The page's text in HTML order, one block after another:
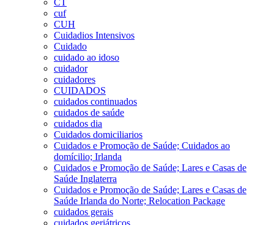
cuf
CUH
Cuidadios Intensivos
Cuidado
cuidado ao idoso
cuidador
cuidadores
CUIDADOS
cuidados continuados
cuidados de saúde
cuidados dia
Cuidados domiciliarios
Cuidados e Promoção de Saúde; Cuidados ao
domícilio; Irlanda
Cuidados e Promoção de Saúde; Lares e Casas de
Saúde Inglaterra
Cuidados e Promoção de Saúde; Lares e Casas de
Saúde Irlanda do Norte; Relocation Package
cuidados gerais
cuidados geriátricos